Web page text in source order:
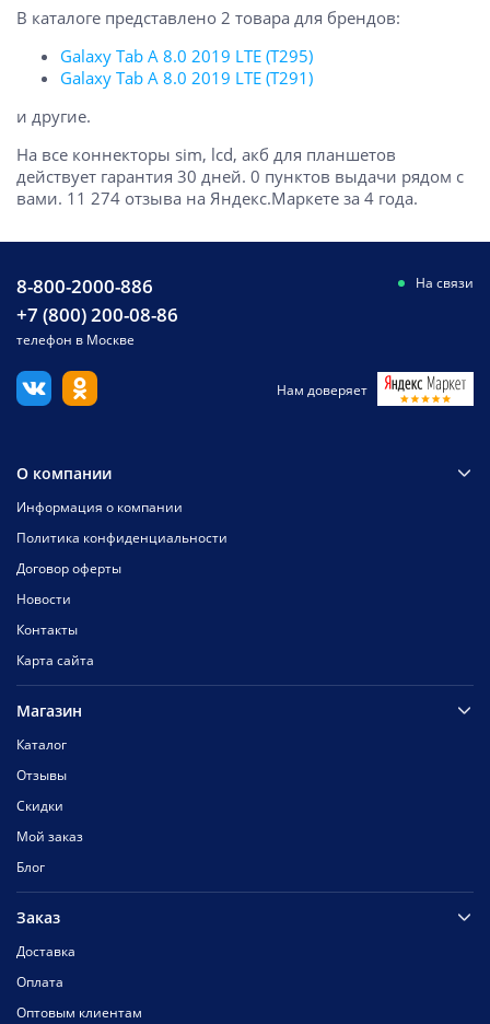
В каталоге представлено 2 товара для брендов:
Galaxy Tab A 8.0 2019 LTE (T295)
Galaxy Tab A 8.0 2019 LTE (T291)
и другие.
На все коннекторы sim, lcd, акб для планшетов
действует гарантия 30 дней. 0 пунктов выдачи рядом с
вами. 11 274 отзыва на Яндекс.Маркете за 4 года.
8-800-2000-886
+7 (800) 200-08-86
телефон в Москве
На связи
Нам доверяет
О компании
Информация о компании
Политика конфиденциальности
Договор оферты
Новости
Контакты
Карта сайта
Магазин
Каталог
Отзывы
Скидки
Мой заказ
Блог
Заказ
Доставка
Оплата
Оптовым клиентам